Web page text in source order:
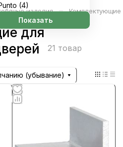
(4)
Показать
изделия –
для
21 товар
(убывание)